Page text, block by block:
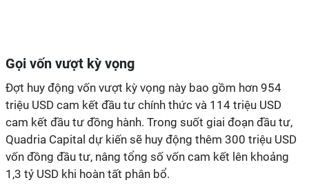
Gọi vốn vượt kỳ vọng
Đợt huy động vốn vượt kỳ vọng này bao gồm hơn 954
triệu USD cam kết đầu tư chính thức và 114 triệu USD
cam kết đầu tư đồng hành. Trong suốt giai đoạn đầu tư,
Quadria Capital dự kiến sẽ huy động thêm 300 triệu USD
vốn đồng đầu tư, nâng tổng số vốn cam kết lên khoảng
1,3 tỷ USD khi hoàn tất phân bổ.